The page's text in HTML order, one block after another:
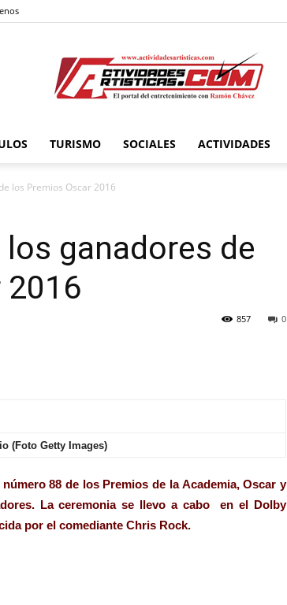
Actividadesartisticas.com
TURISMO SOCIALES ACTIVIDADES
los Premios Oscar 2016
ganadores de
2016
0
857
(Foto Getty Images)
88 de los Premios de la Academia, Oscar y
La ceremonia se llevo a cabo en el Dolby
por el comediante Chris Rock.